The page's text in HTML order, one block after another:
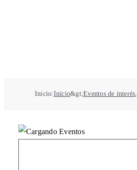
Inicio:Inicio&gt;Eventos de interés,